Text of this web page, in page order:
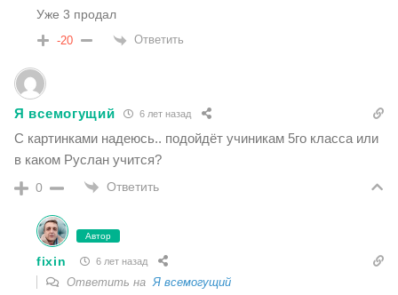
Уже 3 продал
-20 Ответить
Я всемогущий 6 лет назад
С картинками надеюсь.. подойдёт учиникам 5го класса или
в каком Руслан учится?
0 Ответить
Автор
fixin 6 лет назад
Ответить на Я всемогущий